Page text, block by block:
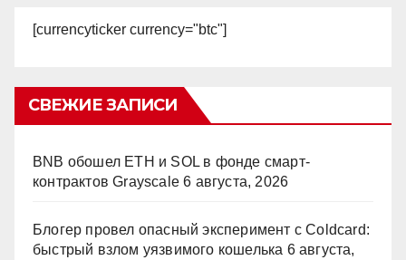
[currencyticker currency="btc"]
СВЕЖИЕ ЗАПИСИ
BNB обошел ETH и SOL в фонде смарт-
контрактов Grayscale 6 августа, 2026
Блогер провел опасный эксперимент с Coldcard:
быстрый взлом уязвимого кошелька 6 августа,